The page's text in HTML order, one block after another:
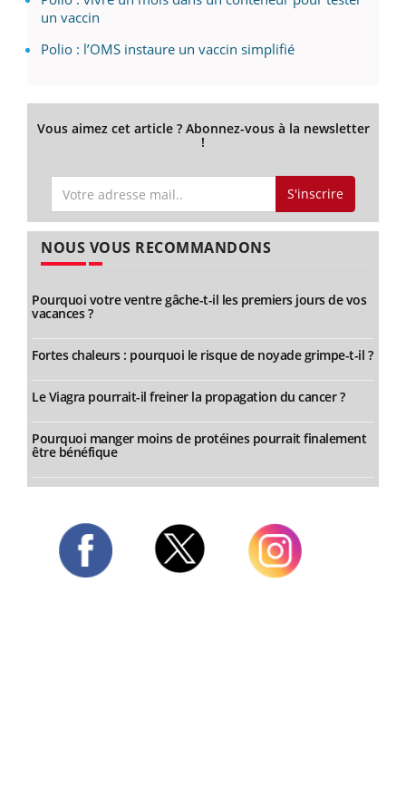
un vaccin
Polio : l’OMS instaure un vaccin simplifié
Vous aimez cet article ? Abonnez-vous à la newsletter
!
S'inscrire
NOUS VOUS RECOMMANDONS
Pourquoi votre ventre gâche-t-il les premiers jours de vos
vacances ?
Fortes chaleurs : pourquoi le risque de noyade grimpe-t-il ?
Le Viagra pourrait-il freiner la propagation du cancer ?
Pourquoi manger moins de protéines pourrait finalement
être bénéfique